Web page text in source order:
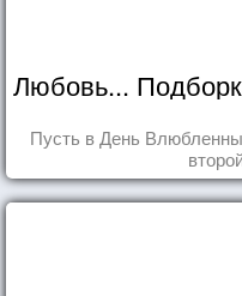
Любовь...
Пусть в День